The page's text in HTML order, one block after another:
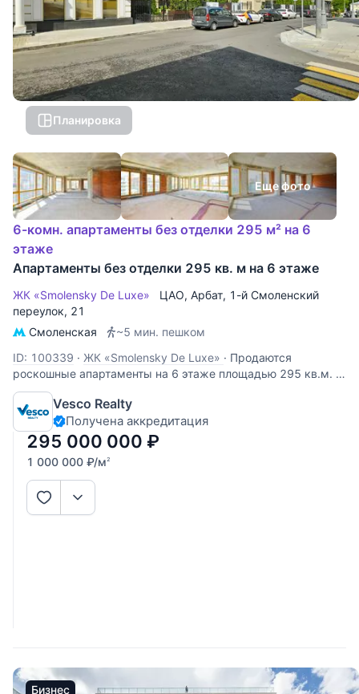
Планировка
Еще фото
6-комн. апартаменты без отделки 295 м² на 6
этаже
Апартаменты без отделки 295 кв. м на 6 этаже
ЖК «Smolensky De Luxe» ЦАО, Арбат, 1-й Смоленский
переулок, 21
Смоленская
~5 мин. пешком
ID: 100339 · ЖК «Smolensky De Luxe» · Продаются
роскошные апартаменты на 6 этаже площадью 295 кв.м. в
ЖК SMOLENSKY DE LUXE. Одно из лучших предложений в
данном комплексе. Предполагаемая планировка: кухня-
столовая, гостиная, 4 спальни, 3-4 санузла, постирочная,
гардероб, 2 балкона. В
Vesco Realty
Получена аккредитация
295 000 000 ₽
1 000 000 ₽/м2
Бизнес